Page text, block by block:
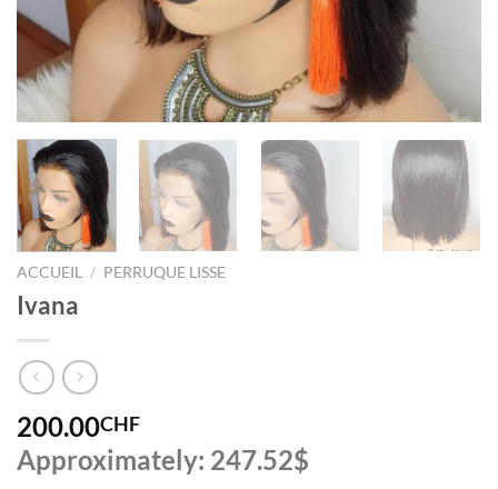
ACCUEIL / PERRUQUE LISSE
Ivana
200.00CHF
Approximately: 247.52$